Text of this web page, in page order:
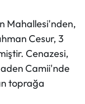
Mahallesi'nden,
Cesur, 3
Cenazesi,
Camii'nde
toprağa